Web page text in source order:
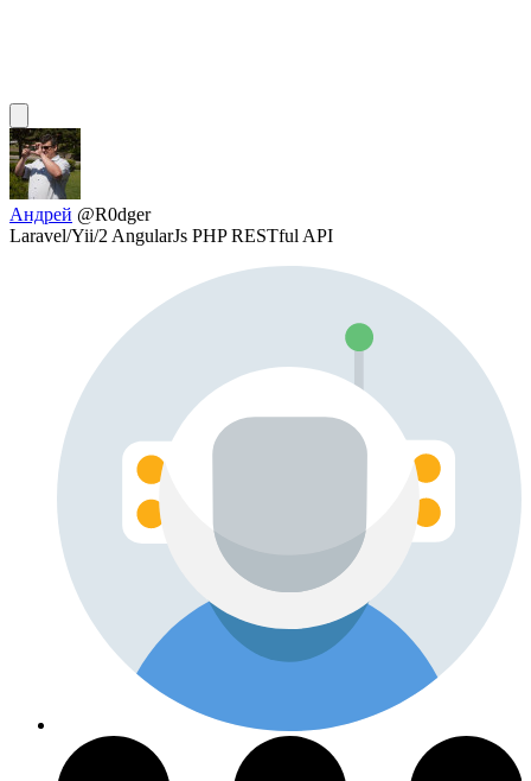
Андрей @R0dger
Laravel/Yii/2 AngularJs PHP RESTful API